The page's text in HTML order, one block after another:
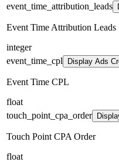
event_time_attribution_leads
Event Time Attribution Leads
integer
event_time_cpl
Display Ads
Event Time CPL
float
touch_point_cpa_order
Touch Point CPA Order
float